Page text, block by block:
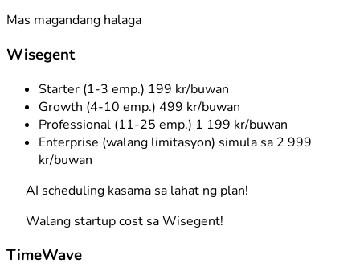
Mas magandang halaga
Wisegent
Starter (1-3 emp.) 199 kr/buwan
Growth (4-10 emp.) 499 kr/buwan
Professional (11-25 emp.) 1 199 kr/buwan
Enterprise (walang limitasyon) simula sa 2 999
kr/buwan
AI scheduling kasama sa lahat ng plan!
Walang startup cost sa Wisegent!
TimeWave